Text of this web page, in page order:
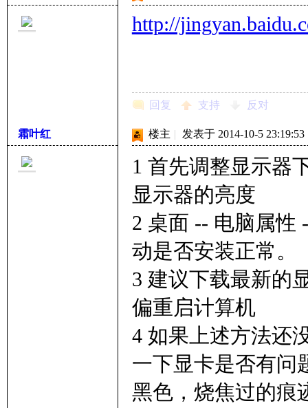
http://
回复 支持 反对
霜叶红 楼主 | 发表于 2014-10-5 23:19:53
1 首先调整显示器
显示器的亮度
2 桌面 -- 电脑属性
动是否安装正常。
3 建议下载最新的
偏重启计算机
4 如果上述方法还
一下显卡是否有问
黑色，烧焦过的痕